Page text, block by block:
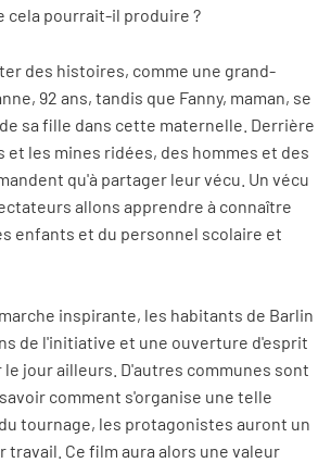
cela pourrait-il produire ?
des histoires, comme une grand-
92 ans, tandis que Fanny, maman, se
sa fille dans cette maternelle. Derrière
et les mines ridées, des hommes et des
qu'à partager leur vécu. Un vécu
allons apprendre à connaître
enfants et du personnel scolaire et
inspirante, les habitants de Barlin
de l'initiative et une ouverture d'esprit
jour ailleurs. D'autres communes sont
comment s'organise une telle
tournage, les protagonistes auront un
travail. Ce film aura alors une valeur